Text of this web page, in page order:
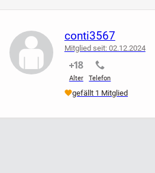
- Farbe der Stecker: weiß
- Farbe des Kabels: weiß
- Rundkabel
# Ladekabel & Datenkabel #
conti3567
Mitglied seit: 02.12.2024
Alter
nicht verifiziert
Telefon
nicht verifiziert
gefällt 1 Mitglied